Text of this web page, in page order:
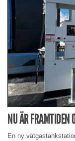
NU ÄR FRAMTIDEN
En ny